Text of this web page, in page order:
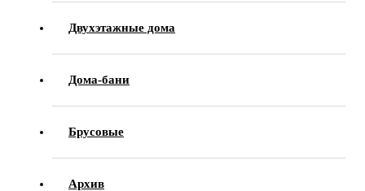
Двухэтажные дома
Дома-бани
Брусовые
Архив